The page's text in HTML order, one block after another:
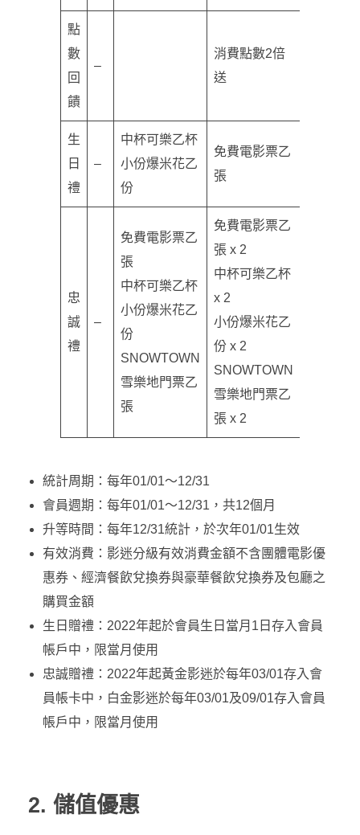
點
數
回
饋
–
消費點數2倍
送
生
日
禮
–
中杯可樂乙杯
小份爆米花乙
份
免費電影票乙
張
忠
誠
禮
–
免費電影票乙
張
中杯可樂乙杯
小份爆米花乙
份
SNOWTOWN
雪樂地門票乙
張
免費電影票乙
張 x 2
中杯可樂乙杯
x 2
小份爆米花乙
份 x 2
SNOWTOWN
雪樂地門票乙
張 x 2
統計周期：每年01/01～12/31
會員週期：每年01/01～12/31，共12個月
升等時間：每年12/31統計，於次年01/01生效
有效消費：影迷分級有效消費金額不含團體電影優
惠券、經濟餐飲兌換券與豪華餐飲兌換券及包廳之
購買金額
生日贈禮：2022年起於會員生日當月1日存入會員
帳戶中，限當月使用
忠誠贈禮：2022年起黃金影迷於每年03/01存入會
員帳卡中，白金影迷於每年03/01及09/01存入會員
帳戶中，限當月使用
2. 儲值優惠